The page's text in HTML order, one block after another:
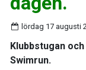
lördag 17 augusti
Klubbstugan
Swimrun.